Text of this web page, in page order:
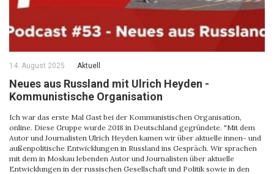
14. August 2025 Aktuell
Neues aus Russland mit Ulrich Heyden -
Kommunistische Organisation
Ich war das erste Mal Gast bei der Kommunistischen Organisation,
online. Diese Gruppe wurde 2018 in Deutschland gegründete. "Mit dem
Autor und Journalisten Ulrich Heyden kamen wir über aktuelle innen- und
außenpolitische Entwicklungen in Russland ins Gespräch. Wir sprachen
mit dem in Moskau lebenden Autor und Journalisten über aktuelle
Entwicklungen in der russischen Gesellschaft und Politik sowie in den